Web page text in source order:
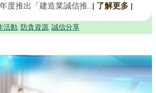
度推出「建造業誠信推...| 了解更多 |
活動, 防貪資源, 誠信分享